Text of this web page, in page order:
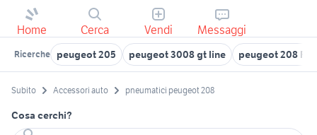
Home Cerca Vendi Messaggi
Ricerche peugeot 205 peugeot 3008 gt line peugeot 208
Subito Accessori auto pneumatici peugeot 208
Cosa cerchi?